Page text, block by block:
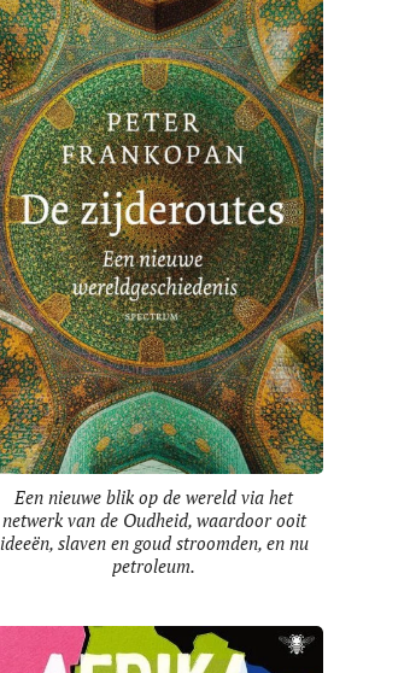
Een nieuwe blik op de wereld via het
netwerk van de Oudheid, waardoor ooit
ideeën, slaven en goud stroomden, en nu
petroleum.